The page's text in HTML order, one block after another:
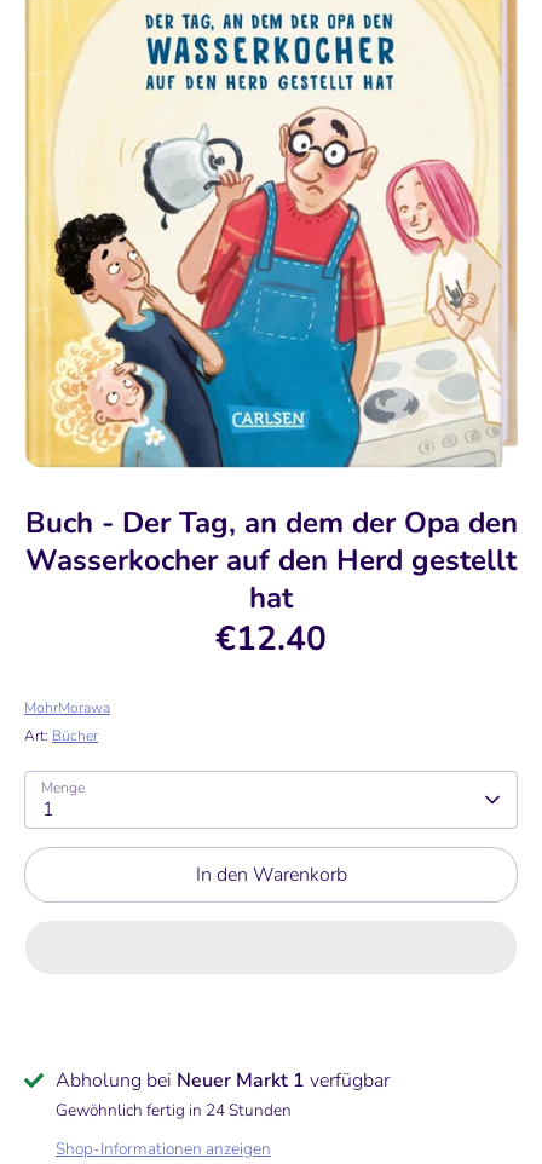
Buch - Der Tag, an dem der Opa den
Wasserkocher auf den Herd gestellt
hat
€12.40
MohrMorawa
Art: Bücher
Menge
1
In den Warenkorb
Abholung bei Neuer Markt 1 verfügbar
Gewöhnlich fertig in 24 Stunden
Shop-Informationen anzeigen